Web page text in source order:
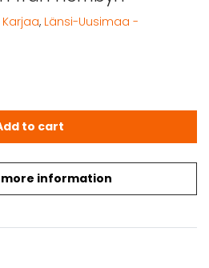
more information
hembyn quantity
to cart
, Länsi-Uusimaa -